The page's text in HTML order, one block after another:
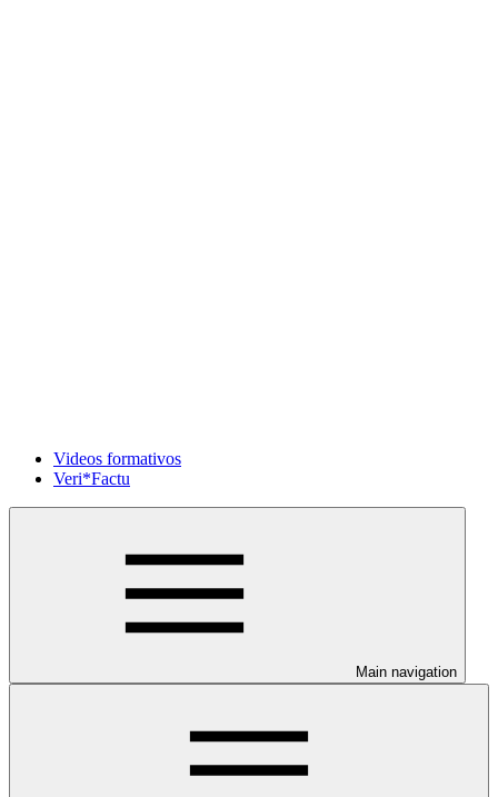
Videos formativos
Veri*Factu
Main navigation